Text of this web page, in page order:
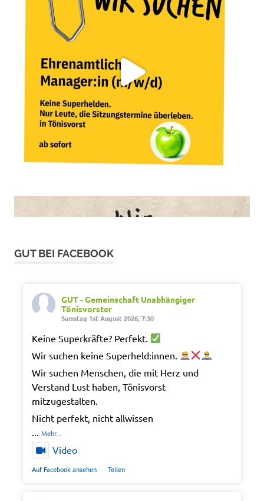
GUT BEI FACEBOOK
GUT - Gemeinschaft Unabhängiger
Tönisvorster
Samstag 1st August 2026, 7:30
Keine Superkräfte? Perfekt.
Wir suchen keine Superheld:innen.
Wir suchen Menschen, die mit Herz und
Verstand Lust haben, Tönisvorst
mitzugestalten.
Nicht perfekt, nicht allwissen
Mehr...
Video
Auf Facebook ansehen · Teilen